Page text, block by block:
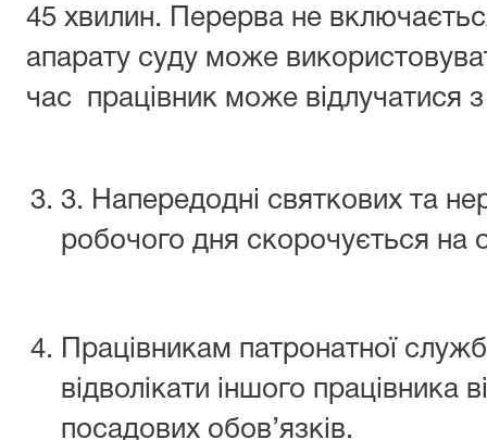
45 хвилин. Перерва не
апарату суду може
час працівник може відлучатися
3. Напередодні святкових та
робочого дня скорочується на
Працівникам патронатної
відволікати іншого працівника
посадових обов’язків.